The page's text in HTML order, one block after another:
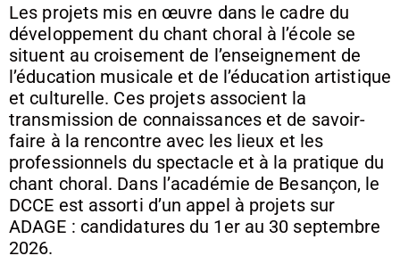
Les projets mis en œuvre dans le cadre du
développement du chant choral à l’école se
situent au croisement de l’enseignement de
l’éducation musicale et de l’éducation artistique
et culturelle. Ces projets associent la
transmission de connaissances et de savoir-
faire à la rencontre avec les lieux et les
professionnels du spectacle et à la pratique du
chant choral. Dans l’académie de Besançon, le
DCCE est assorti d’un appel à projets sur
ADAGE : candidatures du 1er au 30 septembre
2026.